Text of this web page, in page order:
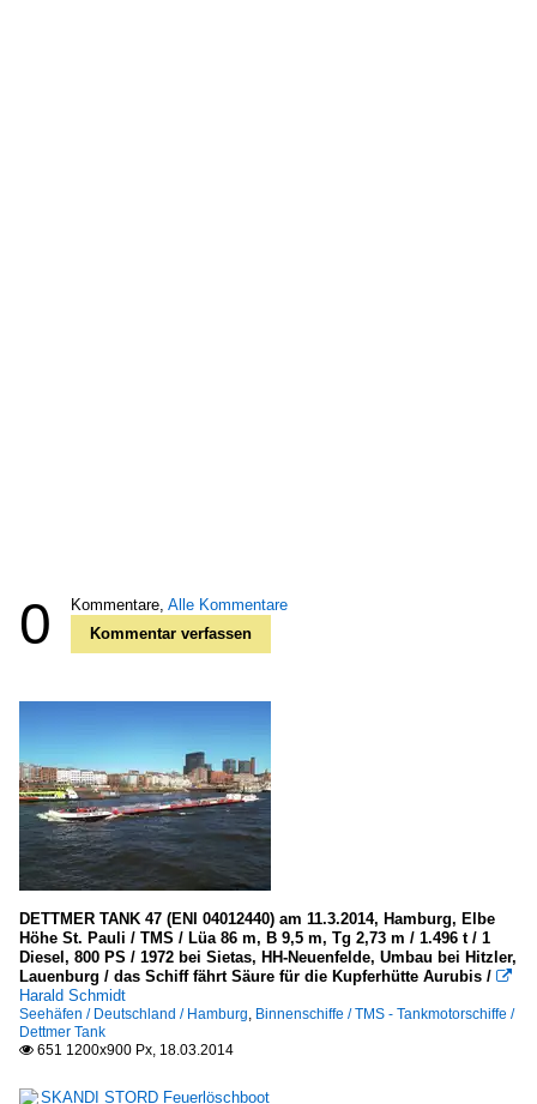
0 Kommentare, Alle Kommentare
Kommentar verfassen
DETTMER TANK 47 (ENI 04012440) am 11.3.2014, Hamburg, Elbe
Höhe St. Pauli / TMS / Lüa 86 m, B 9,5 m, Tg 2,73 m / 1.496 t / 1
Diesel, 800 PS / 1972 bei Sietas, HH-Neuenfelde, Umbau bei Hitzler,
Lauenburg / das Schiff fährt Säure für die Kupferhütte Aurubis / 
Harald Schmidt
Seehäfen / Deutschland / Hamburg, Binnenschiffe / TMS - Tankmotorschiffe /
Dettmer Tank
 651 1200x900 Px, 18.03.2014